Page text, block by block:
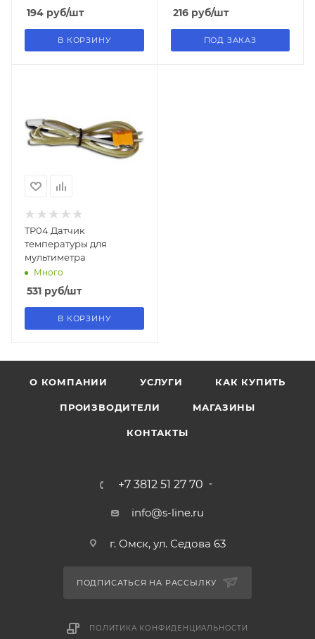
194 руб/шт
В КОРЗИНУ
216руб/шт
ПОД ЗАКАЗ
TP04 Датчик
температуры для
мультиметра
Много
531 руб/шт
В КОРЗИНУ
О КОМПАНИИ УСЛУГИ КАК КУПИТЬ
ПРОИЗВОДИТЕЛИ МАГАЗИНЫ
КОНТАКТЫ
+7 3812 51 27 70
info@s-line.ru
г. Омск, ул. Седова 63
ПОДПИСАТЬСЯ НА РАССЫЛКУ
ПОЛИТИКА КОНФИДЕНЦИАЛЬНОСТИ